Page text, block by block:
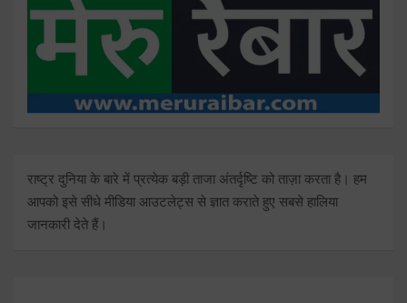
राष्ट्र दुनिया के बारे में प्रत्येक बड़ी ताजा अंतर्दृष्टि को ताज़ा करता है। हम
आपको इसे सीधे मीडिया आउटलेट्स से ज्ञात कराते हुए सबसे हालिया
जानकारी देते हैं।